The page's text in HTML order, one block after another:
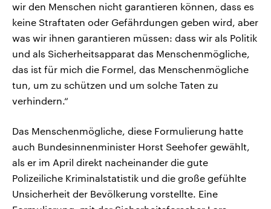
wir den Menschen nicht garantieren können, dass es
keine Straftaten oder Gefährdungen geben wird, aber
was wir ihnen garantieren müssen: dass wir als Politik
und als Sicherheitsapparat das Menschenmögliche,
das ist für mich die Formel, das Menschenmögliche
tun, um zu schützen und um solche Taten zu
verhindern.“
Das Menschenmögliche, diese Formulierung hatte
auch Bundesinnenminister Horst Seehofer gewählt,
als er im April direkt nacheinander die gute
Polizeiliche Kriminalstatistik und die große gefühlte
Unsicherheit der Bevölkerung vorstellte. Eine